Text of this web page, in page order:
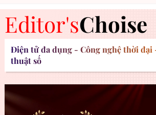
Editor'sChoise
Điện tử đa dụng - Công nghệ thời đại
thuật số